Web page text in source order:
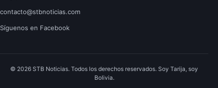
contacto@stbnoticias.com
Síguenos en Facebook
© 2026 STB Noticias. Todos los derechos reservados. Soy Tarija, soy
Bolivia.